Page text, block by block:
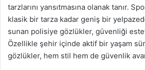
tarzlarını yansıtmasına olanak tanır.
klasik bir tarza kadar geniş bir
sunan polisiye gözlükler, güvenliği
Özellikle şehir içinde aktif bir yaşam
gözlükler, hem stil hem de güvenlik